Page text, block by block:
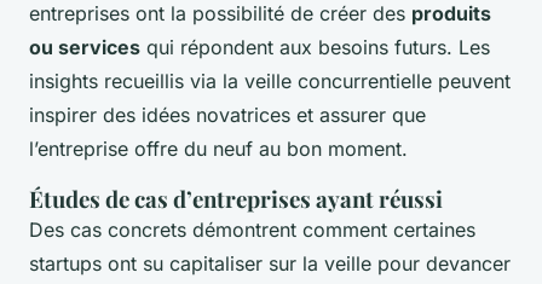
entreprises ont la possibilité de créer des produits
ou services qui répondent aux besoins futurs. Les
insights recueillis via la veille concurrentielle peuvent
inspirer des idées novatrices et assurer que
l’entreprise offre du neuf au bon moment.
Études de cas d’entreprises ayant réussi
Des cas concrets démontrent comment certaines
startups ont su capitaliser sur la veille pour devancer